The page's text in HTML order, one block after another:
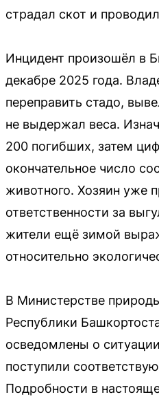
страдал скот и
Инцидент произошёл в
декабре 2025 года.
переправить стадо,
не выдержал веса.
200 погибших, затем
окончательное число
животного. Хозяин уже
ответственности за
жители ещё зимой
относительно
В Министерстве
Республики
осведомлены о
поступили
Подробности в